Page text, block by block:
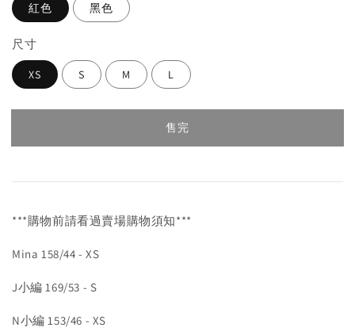
紅色 黑色
尺寸
XS S M L
售完
***購物前請看過賣場購物須知***
Mina 158/44 - XS
J小編 169/53 - S
N小編 153/46 - XS